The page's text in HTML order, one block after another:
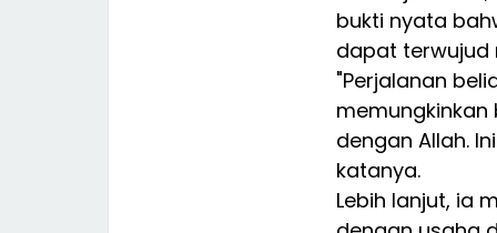
bukti nyata
dapat terwujud
"Perjalanan
dengan Allah.
katanya.
Lebih lanjut, ia